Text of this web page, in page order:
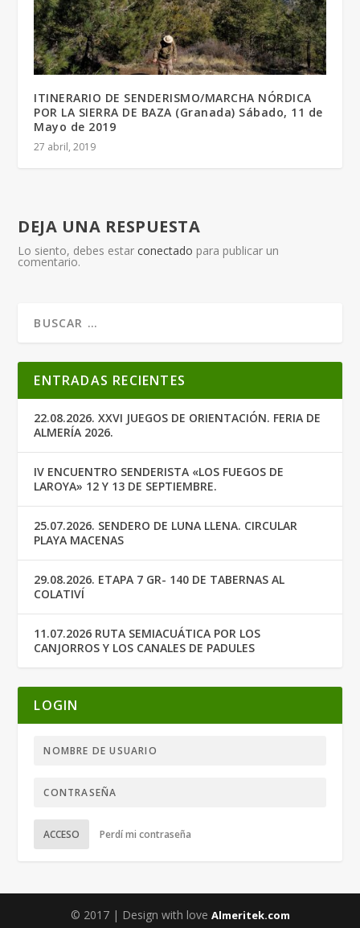
ITINERARIO DE SENDERISMO/MARCHA NÓRDICA
POR LA SIERRA DE BAZA (Granada) Sábado, 11 de
Mayo de 2019
27 abril, 2019
DEJA UNA RESPUESTA
Lo siento, debes estarconectado para publicar un
comentario.
ENTRADAS RECIENTES
22.08.2026. XXVI JUEGOS DE ORIENTACIÓN. FERIA DE
ALMERÍA 2026.
IV ENCUENTRO SENDERISTA «LOS FUEGOS DE
LAROYA» 12 Y 13 DE SEPTIEMBRE.
25.07.2026. SENDERO DE LUNA LLENA. CIRCULAR
PLAYA MACENAS
29.08.2026. ETAPA 7 GR- 140 DE TABERNAS AL
COLATIVÍ
11.07.2026 RUTA SEMIACUÁTICA POR LOS
CANJORROS Y LOS CANALES DE PADULES
LOGIN
ACCESO Perdí mi contraseña
© 2017 | Design with love Almeritek.com